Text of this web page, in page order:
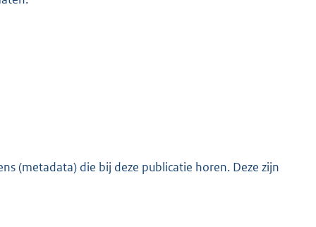
b
(metadata) die bij deze publicatie horen. Deze zijn